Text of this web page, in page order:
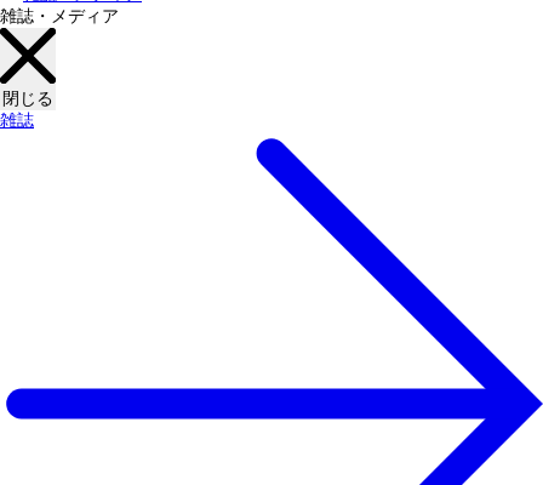
雑誌・メディア
閉じる
雑誌